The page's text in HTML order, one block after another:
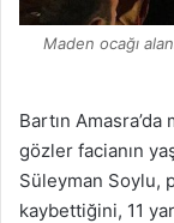
Maden ocağı
Bartın
gözler facianın
Süleyman Soylu,
kaybettiğini, 11